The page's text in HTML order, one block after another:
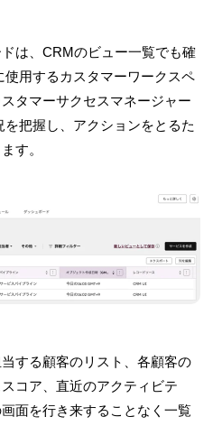
は、CRMのビュー一覧でも確
用するカスタマーワークスペ
タマーサクセスマネージャー
を把握し、アクションをとるた
す。
する顧客のリスト、各顧客の
コア、直近のアクティビテ
面を行き来することなく一覧